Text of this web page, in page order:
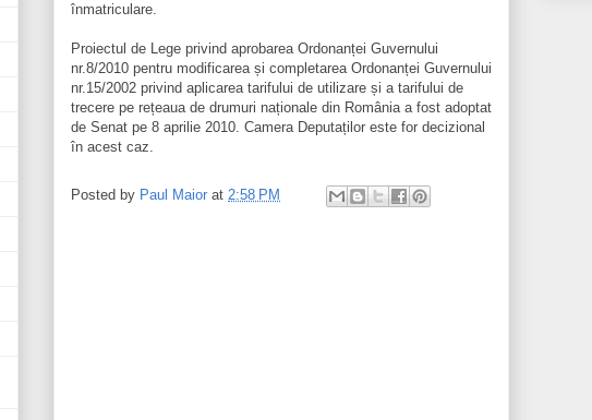
înmatriculare.
Proiectul de Lege privind aprobarea Ordonanței Guvernului
nr.8/2010 pentru modificarea și completarea Ordonanței Guvernului
nr.15/2002 privind aplicarea tarifului de utilizare și a tarifului de
trecere pe rețeaua de drumuri naționale din România a fost adoptat
de Senat pe 8 aprilie 2010. Camera Deputaților este for decizional
în acest caz.
Posted by Paul Maior at 2:58 PM